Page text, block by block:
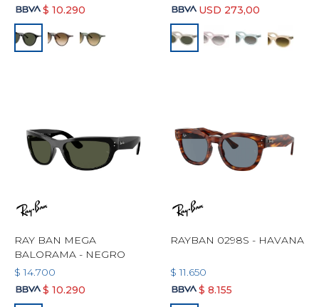
$ 10.290
USD 273,00
RAY BAN MEGA
BALORAMA - NEGRO
$ 14.700
$ 10.290
RAYBAN 0298S - HAVANA
$ 11.650
$ 8.155